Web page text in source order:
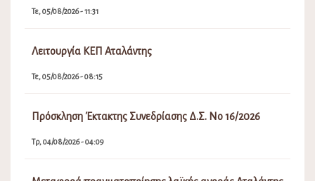
Τε, 05/08/2026 - 11:31
Λειτουργία ΚΕΠ Αταλάντης
Τε, 05/08/2026 - 08:15
Πρόσκληση Έκτακτης Συνεδρίασης Δ.Σ. Νο 16/2026
Τρ, 04/08/2026 - 04:09